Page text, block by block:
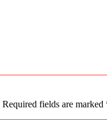
Required fields are marked